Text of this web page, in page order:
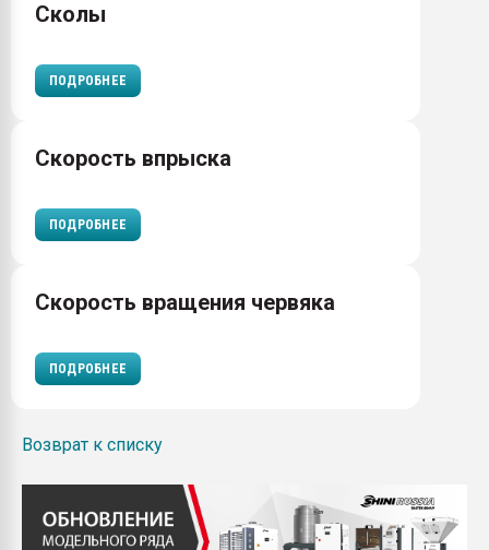
Сколы
ПОДРОБНЕЕ
Скорость впрыска
ПОДРОБНЕЕ
Скорость вращения червяка
ПОДРОБНЕЕ
Возврат к списку